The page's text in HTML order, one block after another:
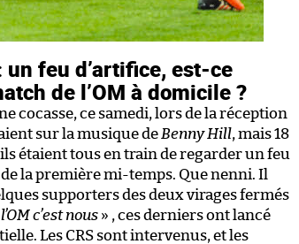
feu d’artifice, est-ce
de l’OM à domicile ?
cocasse, ce samedi, lors de la réception
sur la musique de Benny Hill, mais 18
ils étaient tous en train de regarder un feu
la première mi-temps. Que nenni. Il
supporters des deux virages fermés
l’OM c’est nous » , ces derniers ont lancé
Les CRS sont intervenus, et les